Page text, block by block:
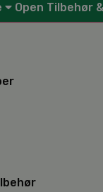
Open Tilbehør